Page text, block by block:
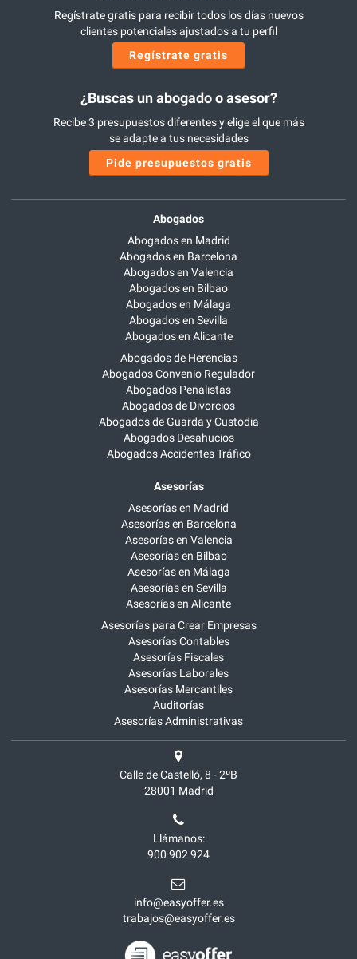
Regístrate gratis para recibir todos los días nuevos
clientes potenciales ajustados a tu perfil
Regístrate gratis
¿Buscas un abogado o asesor?
Recibe 3 presupuestos diferentes y elige el que más
se adapte a tus necesidades
Pide presupuestos gratis
Abogados
Abogados en Madrid
Abogados en Barcelona
Abogados en Valencia
Abogados en Bilbao
Abogados en Málaga
Abogados en Sevilla
Abogados en Alicante
Abogados de Herencias
Abogados Convenio Regulador
Abogados Penalistas
Abogados de Divorcios
Abogados de Guarda y Custodia
Abogados Desahucios
Abogados Accidentes Tráfico
Asesorías
Asesorías en Madrid
Asesorías en Barcelona
Asesorías en Valencia
Asesorías en Bilbao
Asesorías en Málaga
Asesorías en Sevilla
Asesorías en Alicante
Asesorías para Crear Empresas
Asesorías Contables
Asesorías Fiscales
Asesorías Laborales
Asesorías Mercantiles
Auditorías
Asesorías Administrativas
Calle de Castelló, 8 - 2ºB
28001 Madrid
Llámanos:
900 902 924
info@easyoffer.es
trabajos@easyoffer.es